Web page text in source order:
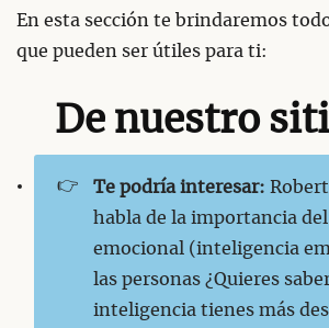
En esta sección te brindaremos
que pueden ser útiles para ti:
De nuestro
👉 Te podría interesar:
habla de la importancia
emocional (inteligencia
las personas ¿Quieres
inteligencia tienes más